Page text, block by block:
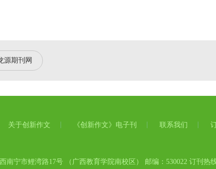
源期刊网
关于创新作文 《创新作文》电子刊 联系我们
南宁市鲤湾路17号 （广西教育学院南校区） 邮编：530022 订刊热